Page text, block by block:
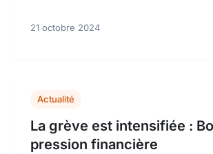
21 octobre 2024
Actualité
La grève est intensifiée :
pression financière